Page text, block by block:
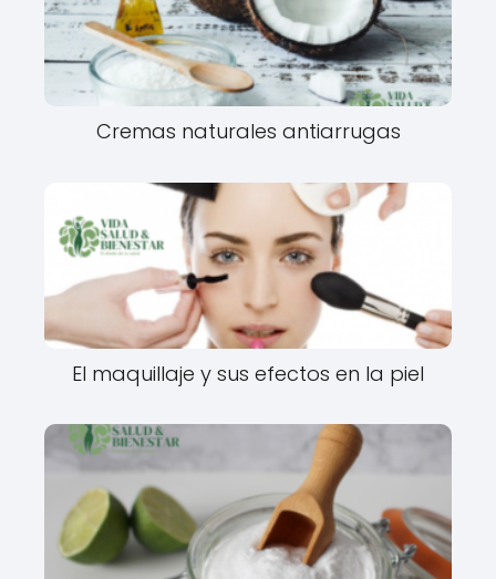
Cremas naturales antiarrugas
El maquillaje y sus efectos en la piel